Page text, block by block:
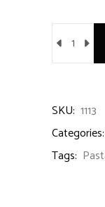
SKU: 1113
Categories:
Tags: